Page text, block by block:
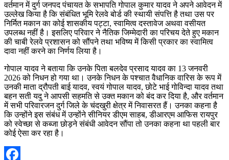
वर्तमान में दुर्ग जनपद पंचायत के सभापति गोपाल कुमार यादव ने अपने आवेदन में
उल्लेख किया है कि संबंधित भूमि रेलवे बोर्ड की स्थायी संपत्ति है तथा उस पर
निर्मित मकान का कोई शासकीय पट्टा, स्वामित्व दस्तावेज अथवा वसीयत
उपलब्ध नहीं है। इसलिए परिवार ने नैतिक जिम्मेदारी का परिचय देते हुए मकान
की चाबी रेलवे प्रशासन को सौंपने तथा भविष्य में किसी प्रकार का स्वामित्व
दावा नहीं करने का निर्णय लिया है।
गोपाल यादव ने बताया कि उनके पिता बलदेव प्रसाद यादव का 13 जनवरी
2026 को निधन हो गया था। उनके निधन के पश्चात वैधानिक वारिस के रूप में
उनकी माता द्रौपती बाई यादव, स्वयं गोपाल यादव, छोटे भाई गोविन्दा यादव तथा
बहन सती यदु ने आपसी सहमति से उक्त मकान को बंद कर दिया है, और वर्तमान
में सभी परिवारजन दुर्ग जिले के चंदखुरी क्षेत्र में निवासरत हैं। उनका कहना है
कि उन्होंने इस संबंध में उन्होंने सीनियर डीएम साहब, डीआरएम आफिस रायपुर
को स्वेच्छा से कब्जा छोड़ने संबंधी आवेदन सौंपा तो उनका कहना था पहली बार
कोई ऐसा कर रहा है।